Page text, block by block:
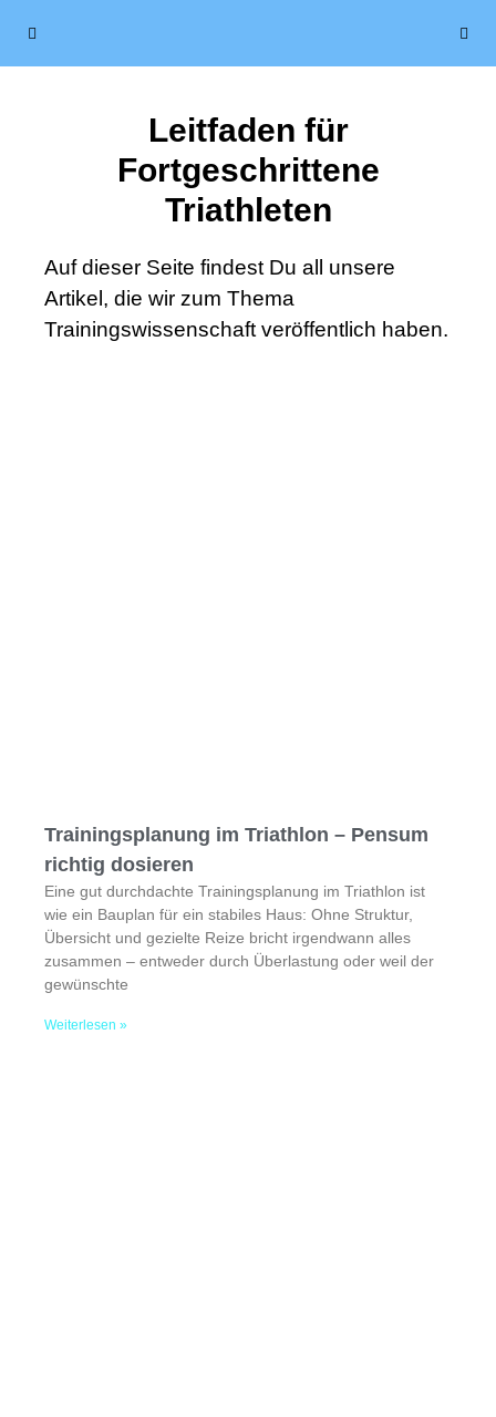
Leitfaden für
Fortgeschrittene
Triathleten
Auf dieser Seite findest Du all unsere
Artikel, die wir zum Thema
Trainingswissenschaft veröffentlich haben.
Trainingsplanung im Triathlon – Pensum
richtig dosieren
Eine gut durchdachte Trainingsplanung im Triathlon ist
wie ein Bauplan für ein stabiles Haus: Ohne Struktur,
Übersicht und gezielte Reize bricht irgendwann alles
zusammen – entweder durch Überlastung oder weil der
gewünschte
Weiterlesen »